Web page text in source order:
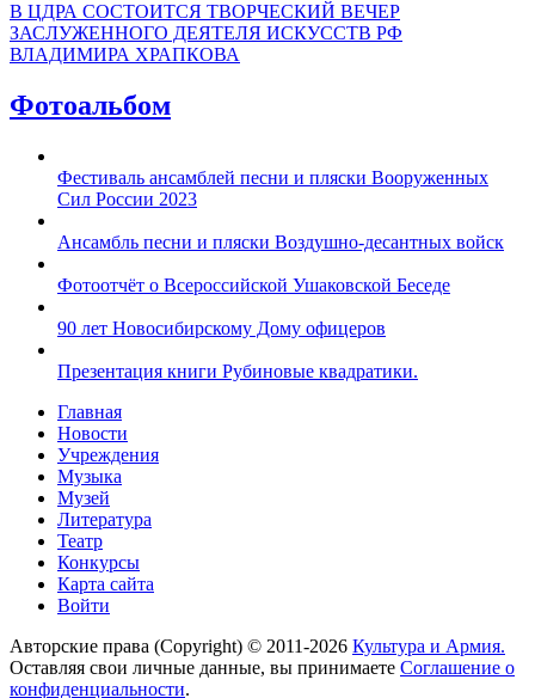
В ЦДРА СОСТОИТСЯ ТВОРЧЕСКИЙ ВЕЧЕР
ЗАСЛУЖЕННОГО ДЕЯТЕЛЯ ИСКУССТВ РФ
ВЛАДИМИРА ХРАПКОВА
Фотоальбом
Фестиваль ансамблей песни и пляски Вооруженных
Сил России 2023
Ансамбль песни и пляски Воздушно-десантных войск
Фотоотчёт о Всероссийской Ушаковской Беседе
90 лет Новосибирскому Дому офицеров
Презентация книги Рубиновые квадратики.
Главная
Новости
Учреждения
Музыка
Музей
Литература
Театр
Конкурсы
Карта сайта
Войти
Авторские права (Copyright) © 2011-2026 Культура и Армия.
Оставляя свои личные данные, вы принимаете Соглашение о
конфиденциальности.